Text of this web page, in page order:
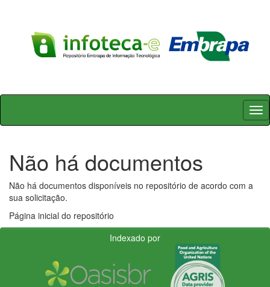
Skip
Não há documentos
Não há documentos disponíveis no repositório de acordo com a
sua solicitação.
Página inicial do repositório
Indexado por